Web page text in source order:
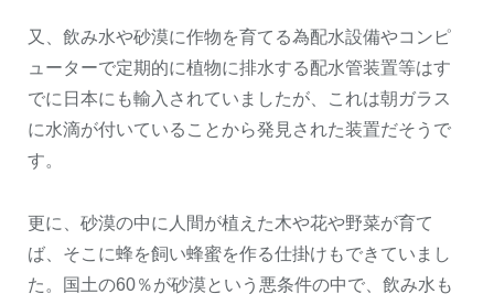
又、飲み水や砂漠に作物を育てる為配水設備やコンピ
ューターで定期的に植物に排水する配水管装置等はす
でに日本にも輸入されていましたが、これは朝ガラス
に水滴が付いていることから発見された装置だそうで
す。
更に、砂漠の中に人間が植えた木や花や野菜が育て
ば、そこに蜂を飼い蜂蜜を作る仕掛けもできていまし
た。国土の60％が砂漠という悪条件の中で、飲み水も